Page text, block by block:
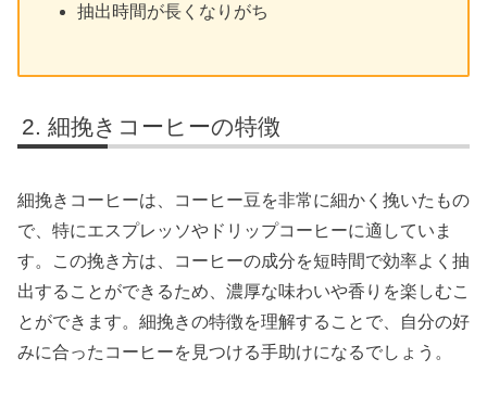
抽出時間が長くなりがち
細挽きコーヒーの特徴
細挽きコーヒーは、コーヒー豆を非常に細かく挽いたもの
で、特にエスプレッソやドリップコーヒーに適していま
す。この挽き方は、コーヒーの成分を短時間で効率よく抽
出することができるため、濃厚な味わいや香りを楽しむこ
とができます。細挽きの特徴を理解することで、自分の好
みに合ったコーヒーを見つける手助けになるでしょう。